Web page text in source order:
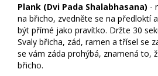
Plank (Dvi Pada Shalabhasana) -
na břicho, zvedněte se na předloktí
být přímé jako pravítko. Držte 30
Svaly břicha, zád, ramen a třísel se
se vám záda prohýbá, znamená to,
břicho.